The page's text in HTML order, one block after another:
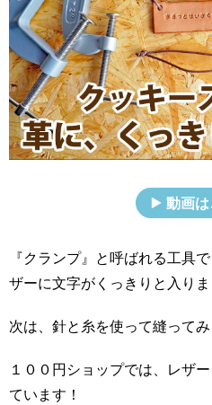
動画
『クランプ』と呼ばれる工具
ザーに文字がくっきりと入りま
次は、針と糸を使って縫ってみ
１００円ショップでは、レザ
ています！